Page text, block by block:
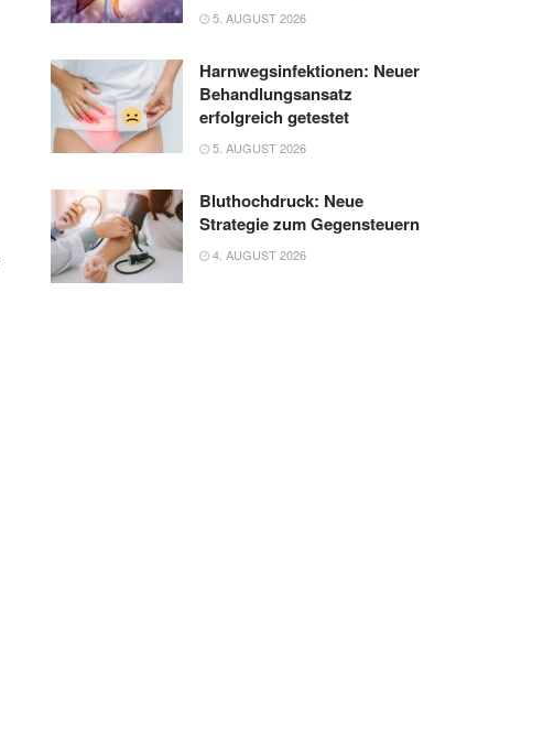
5. AUGUST 2026
Harnwegsinfektionen: Neuer
Behandlungsansatz
erfolgreich getestet
5. AUGUST 2026
Bluthochdruck: Neue
Strategie zum Gegensteuern
4. AUGUST 2026